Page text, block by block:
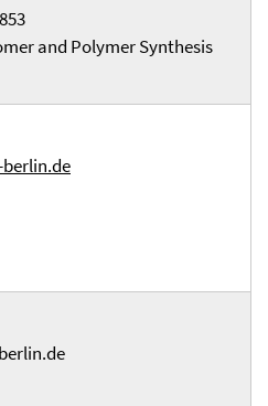
and Polymer Synthesis